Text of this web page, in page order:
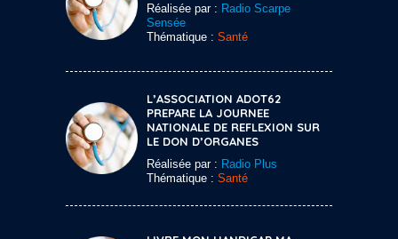
Réalisée par : Radio Scarpe
Sensée
Thématique : Santé
L’ASSOCIATION ADOT62
PREPARE LA JOURNEE
NATIONALE DE REFLEXION SUR
LE DON D’ORGANES
Réalisée par : Radio Plus
Thématique : Santé